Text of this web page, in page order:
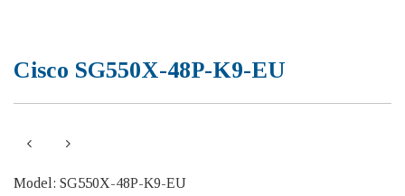
Cisco SG550X-48P-K9-EU
Model: SG550X-48P-K9-EU